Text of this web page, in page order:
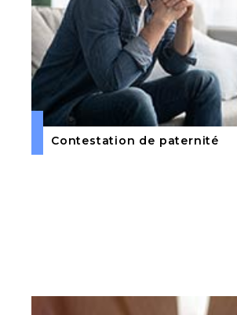
Contestation de paternité